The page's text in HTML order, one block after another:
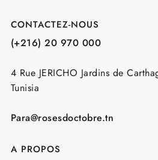
CONTACTEZ-NOUS
(+216) 20 970 000
4 Rue JERICHO Jardins de
Tunisia
Para@rosesdoctobre.tn
A PROPOS